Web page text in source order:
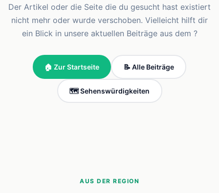
Der Artikel oder die Seite die du gesucht hast existiert
nicht mehr oder wurde verschoben. Vielleicht hilft dir
ein Blick in unsere aktuellen Beiträge aus dem ?
🏠 Zur Startseite 📝 Alle Beiträge
🗺️ Sehenswürdigkeiten
AUS DER REGION